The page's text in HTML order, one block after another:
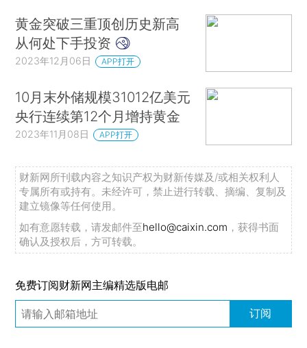
黄金突破三重顶创历史新高
从何处下手投资
2023年12月06日 APP打开
10月末外储规模31012亿美元
央行连续第12个月增持黄金
2023年11月08日 APP打开
财新网所刊载内容之知识产权为财新传媒及/或相关权利人
专属所有或持有。未经许可，禁止进行转载、摘编、复制及
建立镜像等任何使用。
如有意愿转载，请发邮件至hello@caixin.com ，获得书面
确认及授权后，方可转载。
免费订阅财新网主编精选版电邮
订阅